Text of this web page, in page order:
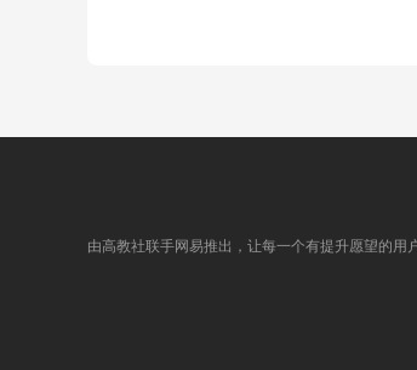
由高教社联手网易推出，让每一个有提升愿望的用